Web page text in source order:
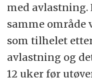
med
samme område
som tilhelet
avlastning og
12 uker før